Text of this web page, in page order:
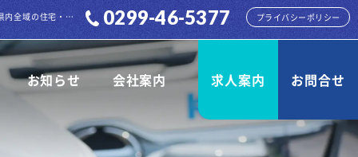
「健康経営優良法人2024(中小規模法人部門)」に認定されました 株式会社 孝建からのお知らせページです。各種お知らせをご案内しております。茨城県内全域の住宅・倉庫・店舗など様々な建物の解体を承ります。
お知らせ 会社案内
0299-46-5377 プライバシーポリシー
求人案内 お問合せ